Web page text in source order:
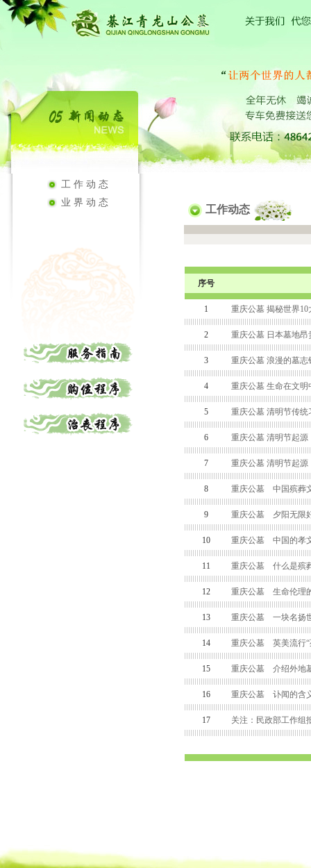
工作动态
业界动态
工作动态
序号
1 重庆公墓 揭秘世界10
2 重庆公墓 日本墓地
3 重庆公墓 浪漫的墓志
4 重庆公墓 生命在文明
5 重庆公墓 清明节传统
6 重庆公墓 清明节起源
7 重庆公墓 清明节起源
8 重庆公墓 中国殡葬
9 重庆公墓 夕阳无限
10 重庆公墓 中国的孝
11 重庆公墓 什么是殡
12 重庆公墓 生命伦理
13 重庆公墓 一块名扬
14 重庆公墓 英美流行“
15 重庆公墓 介绍外地
16 重庆公墓 讣闻的含
17 关注：民政部工作组